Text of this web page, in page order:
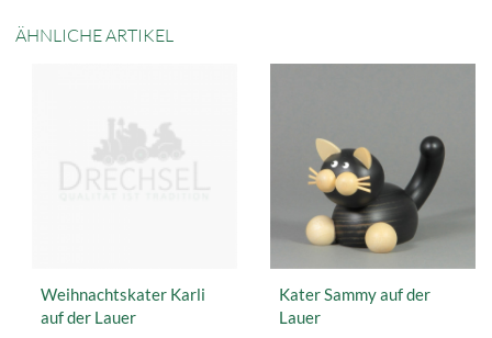
ÄHNLICHE ARTIKEL
Weihnachtskater Karli
auf der Lauer
Kater Sammy auf der
Lauer